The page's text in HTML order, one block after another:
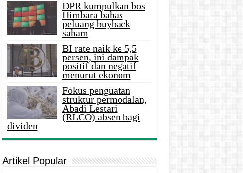
DPR kumpulkan bos
Himbara bahas
peluang buyback
saham
BI rate naik ke 5,5
persen, ini dampak
positif dan negatif
menurut ekonom
Fokus penguatan
struktur permodalan,
Abadi Lestari
(RLCO) absen bagi
dividen
Artikel Popular